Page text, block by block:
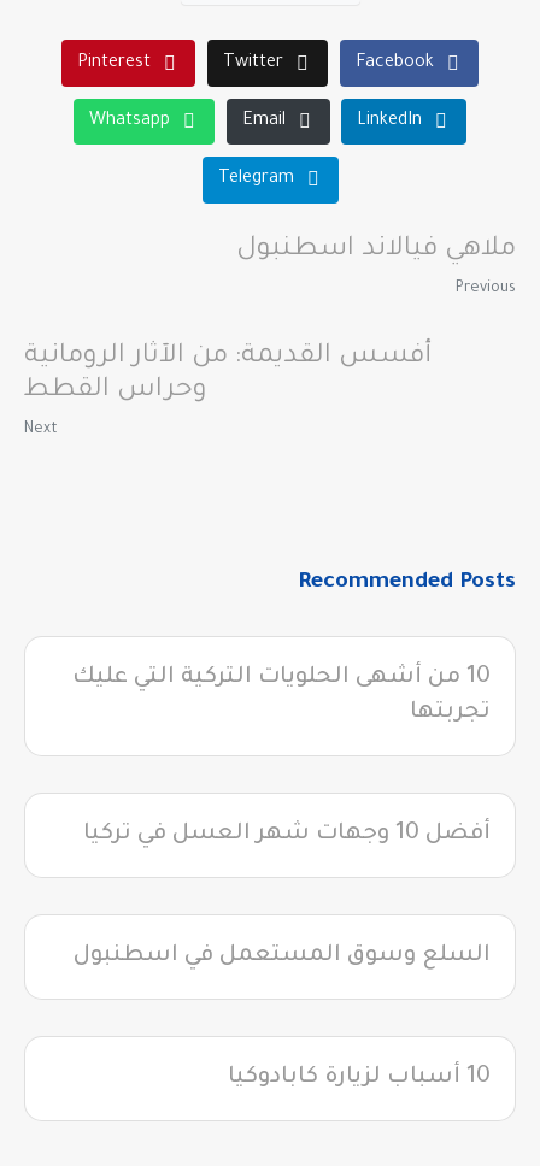
Facebook
Twitter
Pinterest
LinkedIn
Email
Whatsapp
Telegram
ملاهي فيالاند اسطنبول
Previous
أفسس القديمة: من الآثار الرومانية
وحراس القطط
Next
Recommended Posts
10 من أشهى الحلويات التركية التي عليك
تجربتها
أفضل 10 وجهات شهر العسل في تركيا
السلع وسوق المستعمل في اسطنبول
10 أسباب لزيارة كابادوكيا